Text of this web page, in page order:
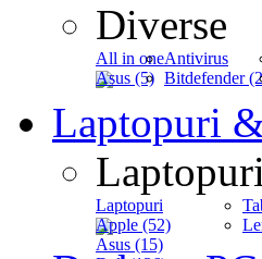
Diverse
All in one
Asus (5)
Antivirus
Bitdefender
Laptopuri
Laptopuri
Apple (52)
Asus (15)